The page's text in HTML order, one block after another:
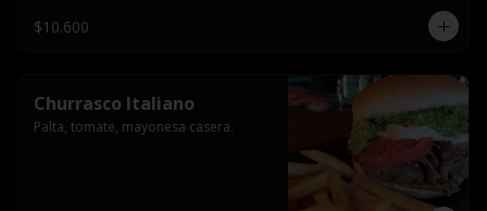
$10.600
Churrasco Italiano
Palta, tomate, mayonesa casera.